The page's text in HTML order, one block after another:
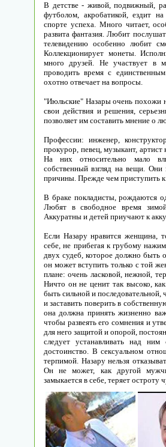
В детстве - живой, подвижный,
футболом, акробатикой, ездит
спорте успеха. Много читает,
развита фантазия. Любит
телевидению особенно любит
Коллекционирует монеты.
много друзей. Не участвует в
проводить время с
охотно отвечает на вопросы.
"Июльские" Назары очень похожи
свои действия и решения,
позволяет им составить мнение о
Профессии: инженер,
прокурор, певец, музыкант,
На них относительно мало
собственный взгляд на вещи.
причины. Прежде чем приступить
В браке покладисты, рождаются
Любят в свободное время
Аккуратны и детей приучают к
Если Назару нравится женщина,
себе, не прибегая к грубому
двух судеб, которое должно быть
он может вступить только с той
плане: очень ласковой, нежной,
Ничто он не ценит так высоко,
быть сильной и
и заставить поверить в
она должна принять жизненно
чтобы развеять его сомнения и
для него защитой и опорой,
следует устанавливать над
достоинство. В сексуальном
терпимой. Назару нельзя
Он не может, как другой
замыкается в себе, теряет остроту